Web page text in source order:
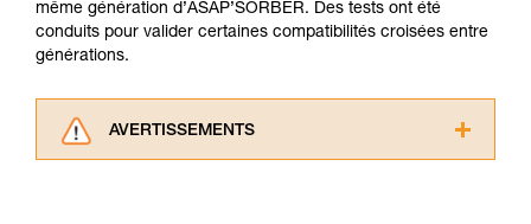
même génération d’ASAP’SORBER. Des tests ont été
conduits pour valider certaines compatibilités croisées entre
générations.
AVERTISSEMENTS